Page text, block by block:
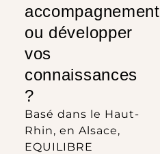
accompagnement
ou développer
vos
connaissances
?
Basé dans le Haut-
Rhin, en Alsace,
EQUILIBRE